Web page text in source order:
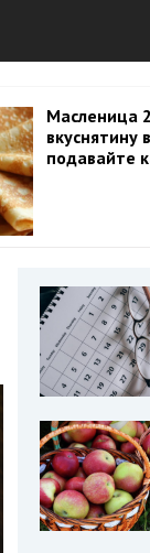
Масленица
вкуснятину
подавайте